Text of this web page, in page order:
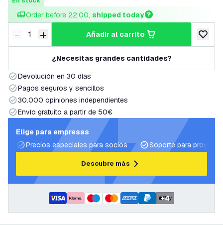
Order before 22:00, shipped today
Disminuir cantidad
- Aumentar cantidad
+ añadir al carrito
añadir
¿Necesitas grandes cantidades?
Devolución en 30 días
Pagos seguros y sencillos
30.000 opiniones independientes
Envío gratuito a partir de 50€
Elige para empresas
Precios especiales para socios
Soporte para
Descubre más
+4